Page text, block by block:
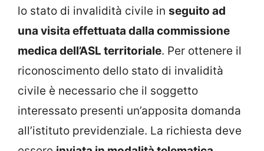
lo stato di invalidità civile in seguito ad
una visita effettuata dalla commissione
medica dell’ASL territoriale. Per ottenere il
riconoscimento dello stato di invalidità
civile è necessario che il soggetto
interessato presenti un’apposita domanda
all’istituto previdenziale. La richiesta deve